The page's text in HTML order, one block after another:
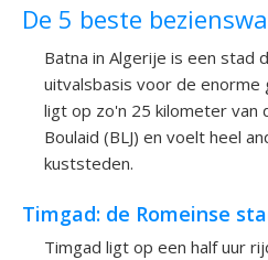
De 5 beste
Batna in Algerije is een stad
uitvalsbasis voor de enorme
ligt op zo'n 25 kilometer van
Boulaid (BLJ) en voelt heel
kuststeden.
Timgad: de Romeinse
Timgad ligt op een half uur